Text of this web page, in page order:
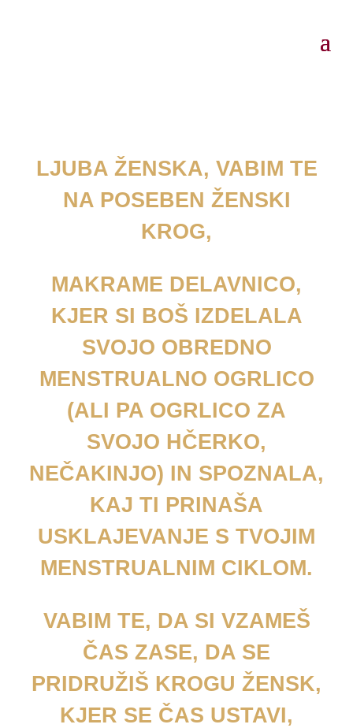
LJUBA ŽENSKA, VABIM TE
NA POSEBEN ŽENSKI
KROG,
MAKRAME DELAVNICO,
KJER SI BOŠ IZDELALA
SVOJO OBREDNO
MENSTRUALNO OGRLICO
(ALI PA OGRLICO ZA
SVOJO HČERKO,
NEČAKINJO) IN SPOZNALA,
KAJ TI PRINAŠA
USKLAJEVANJE S TVOJIM
MENSTRUALNIM CIKLOM.
VABIM TE, DA SI VZAMEŠ
ČAS ZASE, DA SE
PRIDRUŽIŠ KROGU ŽENSK,
KJER SE ČAS USTAVI,